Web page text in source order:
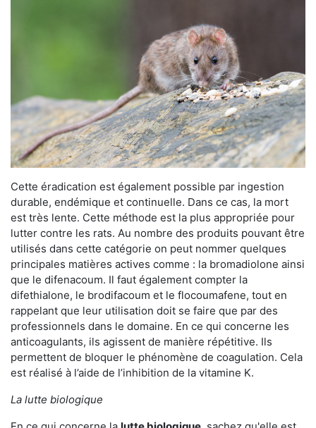
Cette éradication est également possible par ingestion
durable, endémique et continuelle. Dans ce cas, la mort
est très lente. Cette méthode est la plus appropriée pour
lutter contre les rats. Au nombre des produits pouvant être
utilisés dans cette catégorie on peut nommer quelques
principales matières actives comme : la bromadiolone ainsi
que le difenacoum. Il faut également compter la
difethialone, le brodifacoum et le flocoumafene, tout en
rappelant que leur utilisation doit se faire que par des
professionnels dans le domaine. En ce qui concerne les
anticoagulants, ils agissent de manière répétitive. Ils
permettent de bloquer le phénomène de coagulation. Cela
est réalisé à l’aide de l’inhibition de la vitamine K.
La lutte biologique